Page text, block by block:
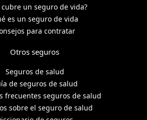
cubre un seguro de vida?
es un seguro de vida
para contratar
Otros seguros
Seguros de salud
de seguros de salud
frecuentes seguros de salud
sobre el seguro de salud